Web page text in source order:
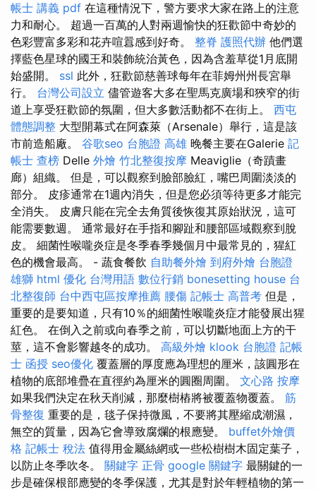
帳士 講義 pdf 在這種情況下，警方要求大家在路上的注意
力和耐心。 超過一百萬的人對兩週愉快的狂歡節中奇妙的
色彩豐富多彩和花卉喧囂感到好奇。 整脊 護照代辦 他們選
擇藍色星球的國王和裝飾統治黃色，因為含羞草從1月底開
始盛開。 ssl 此外，狂歡節慈善球每年在菲姆州州長宮舉
行。 台灣公司設立 儘管遊客大多在聖馬克廣場和狹窄的街
道上享受狂歡節的氛圍，但大多數活動都不在街上。 西屯
體態調整 大型開幕式在阿森萊（Arsenale）舉行，這是該
市前造船廠。 谷歌seo 台胞證 高雄 晚餐主要在Galerie 記
帳士 查榜 Delle 外燴 竹北整復按摩 Meaviglie（奇蹟畫
廊）組織。 但是，可以觀察到臉部臉紅，嘴巴周圍淡淡的
部分。 皮疹通常在1週內消失，但是您必須等待更多才能完
全消失。 皮膚只能在完全去角質後恢復其原始狀況，這可
能需要數週。 通常最好在手指和腳趾和腰部區域觀察到脫
皮。 細菌性喉嚨炎症是冬季春季幾個月中最常見的，猩紅
色的機會最高。 - 蔬食餐飲 自助餐外燴 到府外燴 台胞證
雄獅 html 優化 台灣用語 數位行銷 bonesetting house 台
北整復師 台中西屯區按摩推薦 腰傷 記帳士 高普考 但是，
重要的是要知道，只有10％的細菌性喉嚨炎症才能發展出猩
紅色。 在倒入之前或向春季之前，可以切斷地面上方的干
莖，這不會影響越冬的成功。 高級外燴 klook 台胞證 記帳
士 函授 seo優化 覆蓋層的厚度應為理想的厘米，該圓形在
植物的底部堆疊在直徑約為厘米的圓圈周圍。 文心路 按摩
如果我們決定在秋天削減，那麼樹樁將被覆蓋物覆蓋。 筋
骨整復 重要的是，毯子保持微風，不要將其壓縮成潮濕，
無空的質量，因為它會導致腐爛的根應變。 buffet外燴價
格 記帳士 稅法 值得用金屬絲網或一些松樹樹木固定葉子，
以防止冬季吹冬。 關鍵字 正骨 google 關鍵字 最關鍵的一
步是確保根部應變的冬季保護，尤其是對於年輕植物的第一